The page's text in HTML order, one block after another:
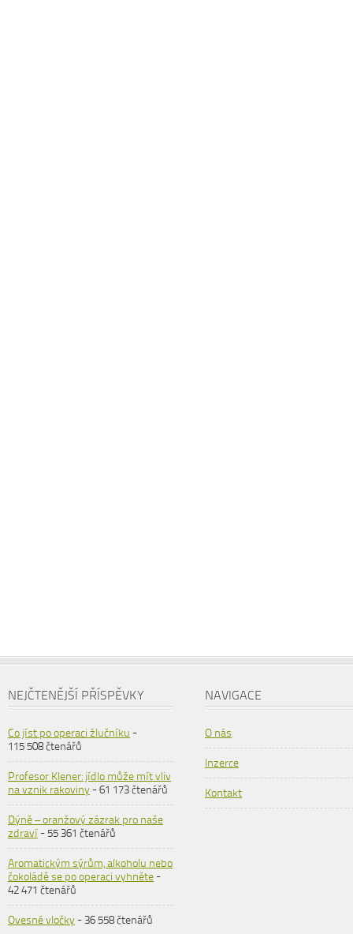
NEJČTENĚJŠÍ PŘÍSPĚVKY
Co jíst po operaci žlučníku -
115 508 čtenářů
Profesor Klener: jídlo může mít vliv
na vznik rakoviny- 61 173 čtenářů
Dýně – oranžový zázrak pro naše
zdraví- 55 361 čtenářů
Aromatickým sýrům, alkoholu nebo
čokoládě se po operaci vyhněte-
42 471 čtenářů
Ovesné vločky- 36 558 čtenářů
NAVIGACE
O nás
Inzerce
Kontakt